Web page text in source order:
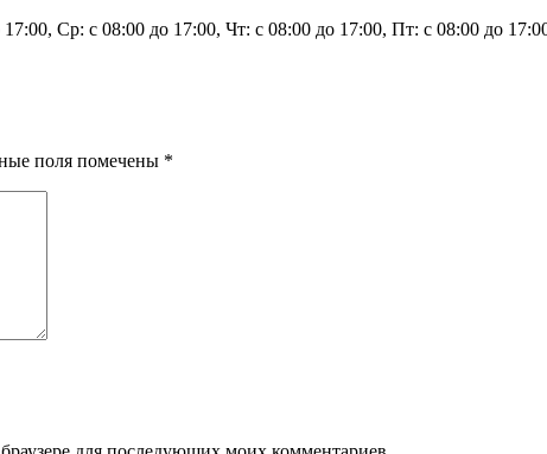
Ср: с 08:00 до 17:00, Чт: с 08:00 до 17:00, Пт: с 08:00 до
поля помечены *